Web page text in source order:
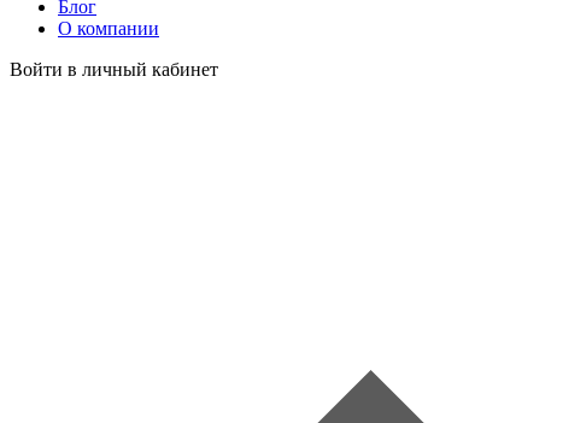
Блог
О компании
Войти в личный кабинет